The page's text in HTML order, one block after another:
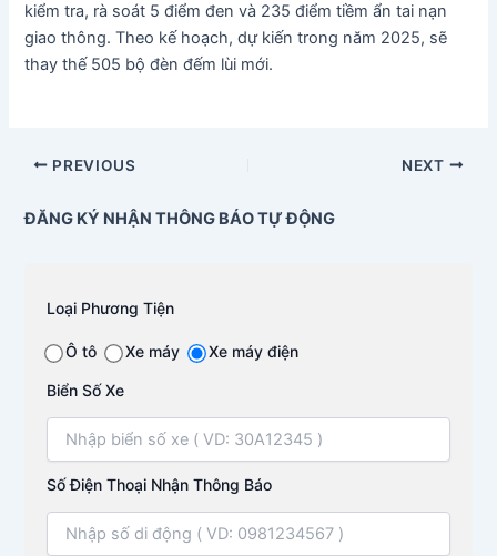
kiểm tra, rà soát 5 điểm đen và 235 điểm tiềm ẩn tai nạn
giao thông. Theo kế hoạch, dự kiến trong năm 2025, sẽ
thay thế 505 bộ đèn đếm lùi mới.
PREVIOUS NEXT
ĐĂNG KÝ NHẬN THÔNG BÁO TỰ ĐỘNG
Loại Phương Tiện
Ô tô Xe máy Xe máy điện
Biển Số Xe
Số Điện Thoại Nhận Thông Báo